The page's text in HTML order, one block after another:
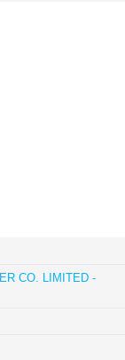
CO. LIMITED -